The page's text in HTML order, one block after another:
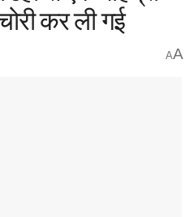
कर ली गई
AA